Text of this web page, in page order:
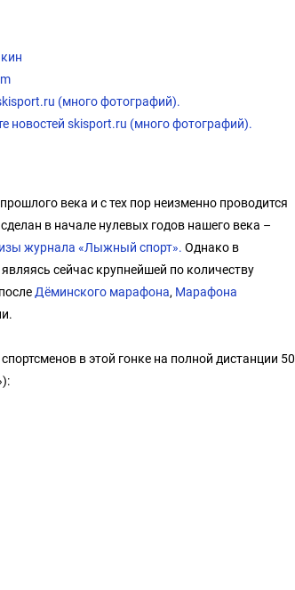
(много фотографий).
новостей skisport.ru (много фотографий).
века и с тех пор неизменно проводится
в начале нулевых годов нашего века –
журнала «Лыжный спорт». Однако в
сейчас крупнейшей по количеству
Дёминского марафона, Марафона
в этой гонке на полной дистанции 50